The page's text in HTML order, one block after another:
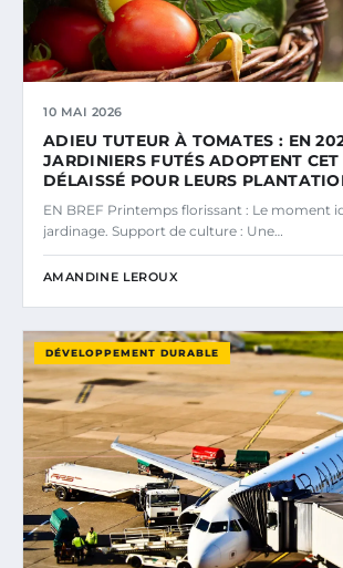
10 MAI 2026
ADIEU TUTEUR À TOMATES : EN
JARDINIERS FUTÉS ADOPTENT
DÉLAISSÉ POUR LEURS
EN BREF Printemps florissant : Le moment
jardinage. Support de culture : Une…
AMANDINE LEROUX
DÉVELOPPEMENT DURABLE